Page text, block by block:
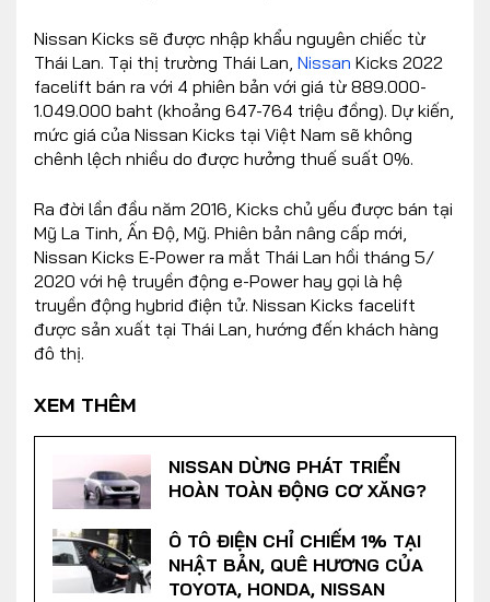
Nissan Kicks sẽ được nhập khẩu nguyên chiếc từ
Thái Lan. Tại thị trường Thái Lan, Nissan Kicks 2022
facelift bán ra với 4 phiên bản với giá từ 889.000-
1.049.000 baht (khoảng 647-764 triệu đồng). Dự kiến,
mức giá của Nissan Kicks tại Việt Nam sẽ không
chênh lệch nhiều do được hưởng thuế suất 0%.
Ra đời lần đầu năm 2016, Kicks chủ yếu được bán tại
Mỹ La Tinh, Ấn Độ, Mỹ. Phiên bản nâng cấp mới,
Nissan Kicks E-Power ra mắt Thái Lan hồi tháng 5/
2020 với hệ truyền động e-Power hay gọi là hệ
truyền động hybrid điện tử. Nissan Kicks facelift
được sản xuất tại Thái Lan, hướng đến khách hàng
đô thị.
XEM THÊM
NISSAN DỪNG PHÁT TRIỂN
HOÀN TOÀN ĐỘNG CƠ XĂNG?
Ô TÔ ĐIỆN CHỈ CHIẾM 1% TẠI
NHẬT BẢN, QUÊ HƯƠNG CỦA
TOYOTA, HONDA, NISSAN